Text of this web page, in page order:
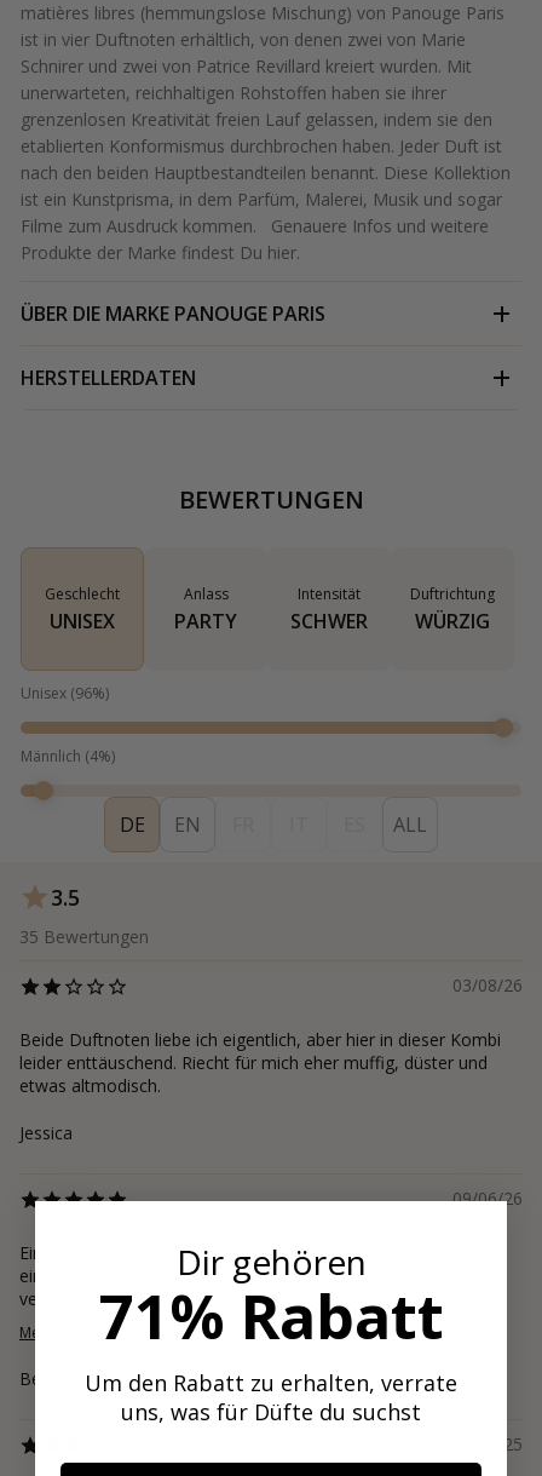
matières libres (hemmungslose Mischung) von Panouge Paris
ist in vier Duftnoten erhältlich, von denen zwei von Marie
Schnirer und zwei von Patrice Revillard kreiert wurden. Mit
unerwarteten, reichhaltigen Rohstoffen haben sie ihrer
grenzenlosen Kreativität freien Lauf gelassen, indem sie den
etablierten Konformismus durchbrochen haben. Jeder Duft ist
nach den beiden Hauptbestandteilen benannt. Diese Kollektion
ist ein Kunstprisma, in dem Parfüm, Malerei, Musik und sogar
Filme zum Ausdruck kommen. Genauere Infos und weitere
Produkte der Marke findest Du hier.
ÜBER DIE MARKE PANOUGE PARIS
HERSTELLERDATEN
BEWERTUNGEN
Geschlecht
UNISEX
Anlass
PARTY
Intensität
SCHWER
Duftrichtung
WÜRZIG
Unisex (96%)
Männlich (4%)
DE EN ALL
3.5
35 Bewertungen
03/08/26
Beide Duftnoten liebe ich eigentlich, aber hier in dieser Kombi
leider enttäuschend. Riecht für mich eher muffig, düster und
etwas altmodisch.
Jessica
09/06/26
Eine überraschende Komposition, die erdiges Patchouli mit
einer tollen Fruchtigkeit und schokoladigen Anklängen
verschmilzt. Im Drydown kommt, wie auc...
Mehr lesen
Bernadette
03/12/25
Dir gehören
71% Rabatt
Um den Rabatt zu erhalten, verrate
uns, was für Düfte du suchst